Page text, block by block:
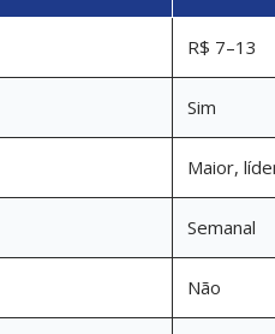
R$ 7–13
Sim
Maior,
Semanal
Não